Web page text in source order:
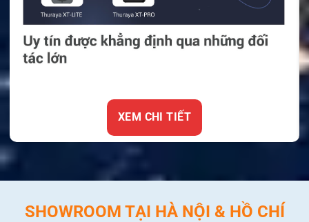
XEM CHI TIẾT
SHOWROOM TẠI HÀ NỘI & HỒ CHÍ